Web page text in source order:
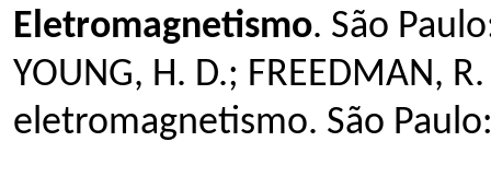
Eletromagnetismo. São
YOUNG, H. D.; FREEDMAN,
eletromagnetismo. São